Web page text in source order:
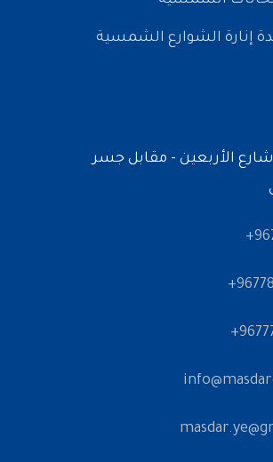
إنارة الشوارع الشمسية
الأربعين - مقابل جسر